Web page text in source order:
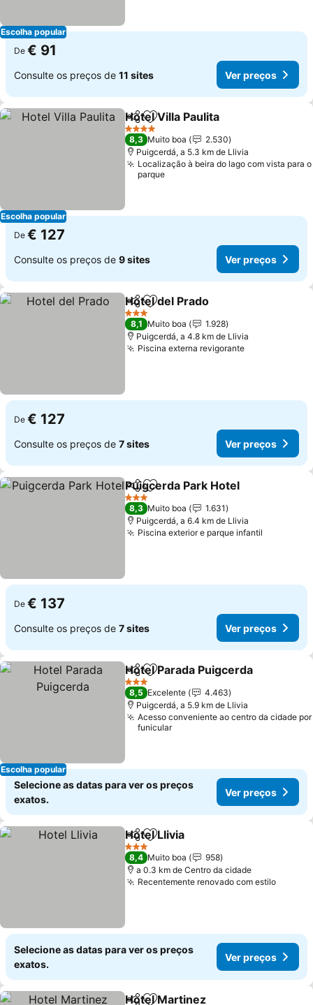
Escolha popular
De € 91
Consulte os preços de 11 sites Ver preços
Escolha popular
PartilharAdicionar aos favoritos
Hotel Villa Paulita
4 Estrelas
8,3 Muito boa
2.530
Puigcerdá, a 5.3 km de Llivia
Localização à beira do lago com vista para o
parque
De € 127
Consulte os preços de 9 sites Ver preços
PartilharAdicionar aos favoritos
Hotel del Prado
3 Estrelas
8,1 Muito boa
1.928
Puigcerdá, a 4.8 km de Llivia
Piscina externa revigoranteVer preços
De € 127
Consulte os preços de 7 sites Ver preços
PartilharAdicionar aos favoritos
Puigcerda Park Hotel
3 Estrelas
8,3 Muito boa
1.631
Puigcerdá, a 6.4 km de Llivia
Piscina exterior e parque infantil
De € 137
Consulte os preços de 7 sites Ver preços
Escolha popular
PartilharAdicionar aos favoritos
Hotel Parada Puigcerda
3 Estrelas
8,5 Excelente
4.463
Puigcerdá, a 5.9 km de Llivia
Acesso conveniente ao centro da cidade por
funicular
Selecione as datas para ver os preços
exatos.
Ver preços
PartilharAdicionar aos favoritos
Hotel Llivia
3 Estrelas
8,4 Muito boa
958
a 0.3 km de Centro da cidade
Recentemente renovado com estiloVer
Selecione as datas para ver os preços
exatos.
Ver preços
Hotel Martinez